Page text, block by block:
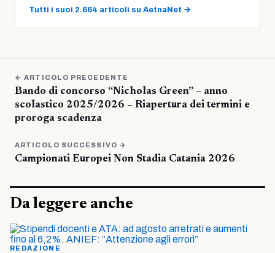
Tutti i suoi 2.664 articoli su AetnaNet →
← ARTICOLO PRECEDENTE
Bando di concorso “Nicholas Green” – anno
scolastico 2025/2026 – Riapertura dei termini e
proroga scadenza
ARTICOLO SUCCESSIVO →
Campionati Europei Non Stadia Catania 2026
Da leggere anche
REDAZIONE